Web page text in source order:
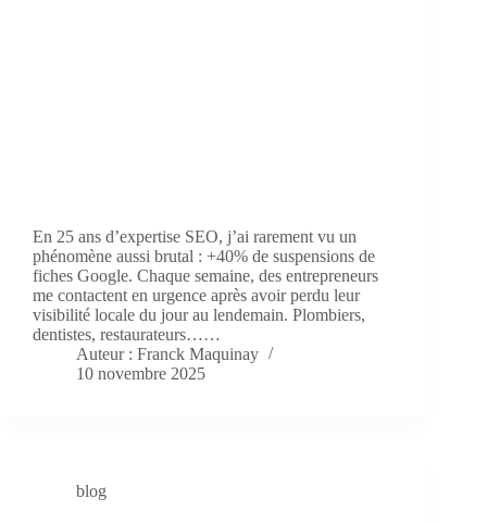
En 25 ans d’expertise SEO, j’ai rarement vu un
phénomène aussi brutal : +40% de suspensions de
fiches Google. Chaque semaine, des entrepreneurs
me contactent en urgence après avoir perdu leur
visibilité locale du jour au lendemain. Plombiers,
dentistes, restaurateurs……
Auteur : Franck Maquinay
10 novembre 2025
blog